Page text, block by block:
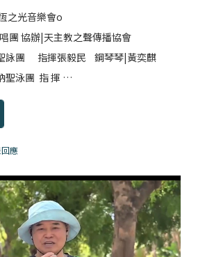
之光音樂會o
團 協辦|天主教之聲傳播協會
詠團 指揮張毅民 鋼琴琴|黃奕麒
聖泳團 指 揮 …
應